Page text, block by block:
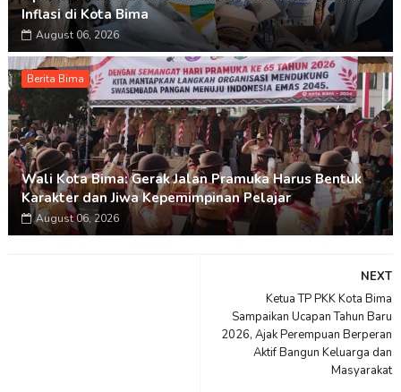
Inflasi di Kota Bima
August 06, 2026
Berita Bima
Wali Kota Bima: Gerak Jalan Pramuka Harus Bentuk
Karakter dan Jiwa Kepemimpinan Pelajar
August 06, 2026
NEXT
Ketua TP PKK Kota Bima
Sampaikan Ucapan Tahun Baru
2026, Ajak Perempuan Berperan
Aktif Bangun Keluarga dan
Masyarakat